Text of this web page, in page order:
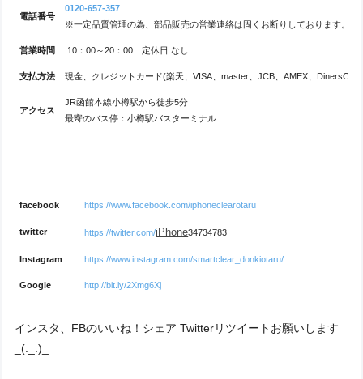
電話番号
0120-657-357
※一定品質管理の為、部品販売の営業連絡は固くお断りしております。
営業時間 10：00～20：00 定休日 なし
支払方法 現金、クレジットカード(楽天、VISA、master、JCB、AMEX、
アクセス
JR函館本線小樽駅から徒歩5分
最寄のバス停：小樽駅バスターミナル
facebook https://www.facebook.com/iphoneclearotaru
twitter https://twitter.com/iPhone34734783
Instagram https://www.instagram.com/smartclear_donkiotaru/
Google http://bit.ly/2Xmg6Xj
インスタ、FBのいいね！シェア Twitterリツイートお願いします
_(._.)_